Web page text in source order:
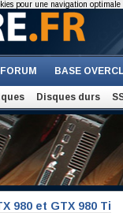
FORUM BASE
Disques durs
980 et GTX 980 Ti
pour une navigation